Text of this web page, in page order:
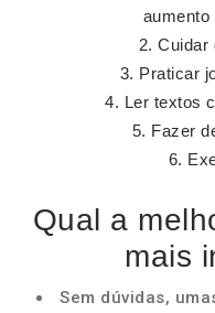
aumento
Cuidar
Praticar
Ler textos
Fazer
Qual a
mais
Sem dúvidas,